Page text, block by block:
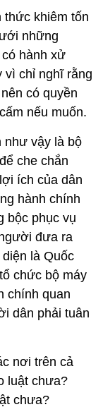
thức khiêm tốn
những
hành xử
vì chỉ nghĩ rằng
có quyền
nếu muốn.
như vậy là bộ
che chắn
ích của dân
hành chính
bộc phục vụ
đưa ra
là Quốc
chức bộ máy
chính quan
dân phải tuân
nơi trên cả
luật chưa?
chưa?